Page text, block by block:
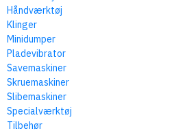
Håndværktøj
Klinger
Minidumper
Pladevibrator
Savemaskiner
Skruemaskiner
Slibemaskiner
Specialværktøj
Tilbehør